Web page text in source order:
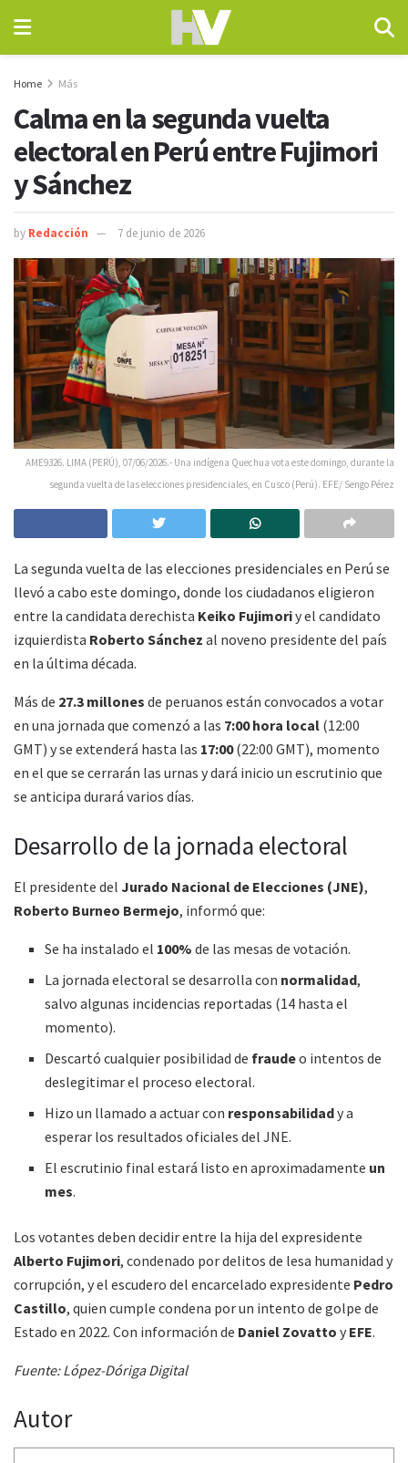
Home Más
Calma en la segunda vuelta
electoral en Perú entre Fujimori
y Sánchez
by Redacción 7 de junio de 2026
AME9326. LIMA (PERÚ), 07/06/2026.- Una indígena Quechua vota este domingo, durante la
segunda vuelta de las elecciones presidenciales, en Cusco (Perú). EFE/ Sengo Pérez
La segunda vuelta de las elecciones presidenciales en Perú se
llevó a cabo este domingo, donde los ciudadanos eligieron
entre la candidata derechista Keiko Fujimoriy el candidato
izquierdista Roberto Sánchez al noveno presidente del país
en la última década.
Más de 27.3 millones de peruanos están convocados a votar
en una jornada que comenzó a las 7:00 hora local (12:00
GMT) y se extenderá hasta las 17:00(22:00 GMT), momento
en el que se cerrarán las urnas y dará inicio un escrutinio que
se anticipa durará varios días.
Desarrollo de la jornada electoral
El presidente del Jurado Nacional de Elecciones (JNE),
Roberto Burneo Bermejo, informó que:
Se ha instalado el 100% de las mesas de votación.
La jornada electoral se desarrolla con normalidad,
salvo algunas incidencias reportadas (14 hasta el
momento).
Descartó cualquier posibilidad de fraudeo intentos de
deslegitimar el proceso electoral.
Hizo un llamado a actuar con responsabilidady a
esperar los resultados oficiales del JNE.
El escrutinio final estará listo en aproximadamente un
mes.
Los votantes deben decidir entre la hija del expresidente
Alberto Fujimori, condenado por delitos de lesa humanidad y
corrupción, y el escudero del encarcelado expresidente Pedro
Castillo, quien cumple condena por un intento de golpe de
Estado en 2022. Con información de Daniel Zovatto y EFE.
Fuente: López-Dóriga Digital
Autor